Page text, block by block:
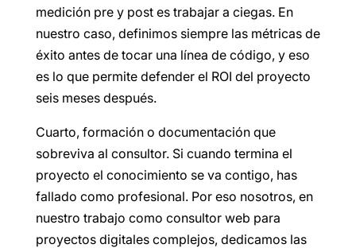
medición pre y post es trabajar a ciegas. En
nuestro caso, definimos siempre las métricas de
éxito antes de tocar una línea de código, y eso
es lo que permite defender el ROI del proyecto
seis meses después.
Cuarto, formación o documentación que
sobreviva al consultor. Si cuando termina el
proyecto el conocimiento se va contigo, has
fallado como profesional. Por eso nosotros, en
nuestro trabajo como consultor web para
proyectos digitales complejos, dedicamos las